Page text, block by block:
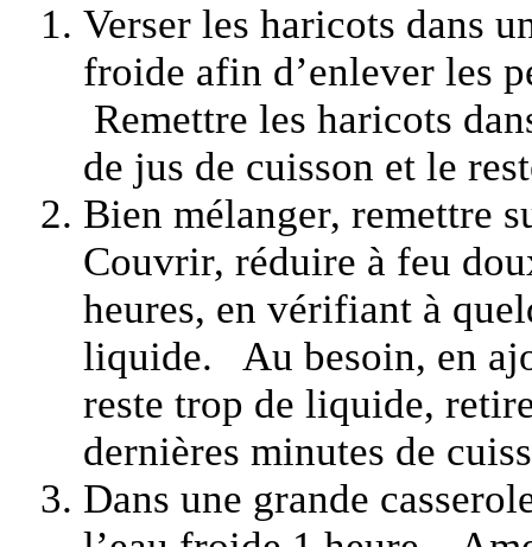
Verser les haricots dans
froide afin d’enlever les
Remettre les haricots
de jus de cuisson et le
Bien mélanger, remettre
Couvrir, réduire à feu
heures, en vérifiant à
liquide. Au besoin, en
reste trop de liquide,
dernières minutes de
Dans une grande